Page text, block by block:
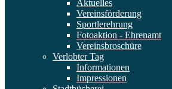
Aktuelles
Vereinsförderung
Sportlerehrung
Fotoaktion - Ehrenamt
Vereinsbroschüre
Verlobter Tag
Informationen
Impressionen